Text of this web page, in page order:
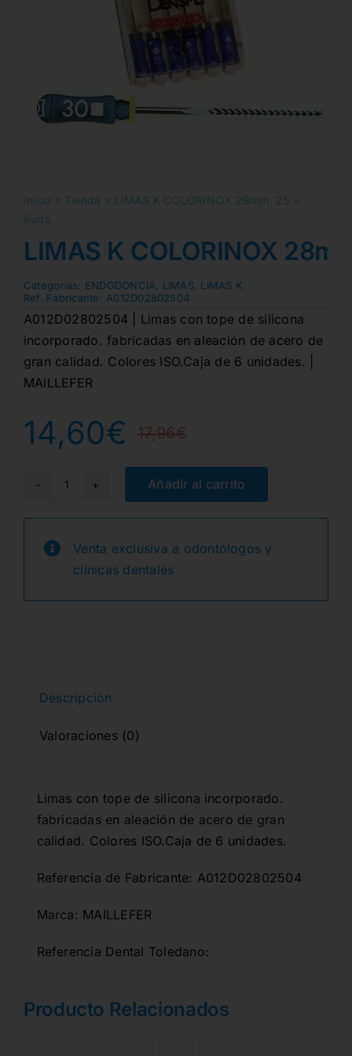
Inicio » Tienda »
LIMAS K COLORINOX 28mm. 25 –
6uds.
LIMAS K COLORINOX
Categorias: ENDODONCIA LIMAS, LIMAS K
Ref. Fabricante: A012D02802504
A012D02802504 | Limas con tope de silicona
incorporado. fabricadas en aleación de acero de
gran calidad. Colores ISO.Caja de 6 unidades. |
MAILLEFER
17,96€El
precio
original
era:
17,96€.
14,60€
El
precio
actual
es:
14,60€.
LIMAS
K
28mm.
25
-
Añadir al carrito
Venta exclusiva a odontólogos y
clínicas dentales
Descripción
Valoraciones (0)
Limas con tope de silicona incorporado.
fabricadas en aleación de acero de gran
calidad. Colores ISO.Caja de 6 unidades.
Referencia de Fabricante: A012D02802504
Marca: MAILLEFER
Referencia Dental Toledano:
Producto Relacionados